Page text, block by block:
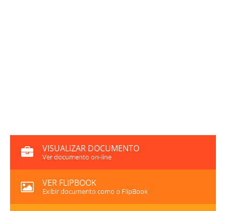
VISUALIZAR DOCUMENTO
Ver documento on-line
VER FLIPBOOK
Exibir documento como o FlipBook